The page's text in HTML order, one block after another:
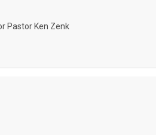
Pastor Ken Zenk